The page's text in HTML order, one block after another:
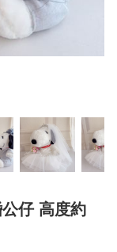
仔 高度約